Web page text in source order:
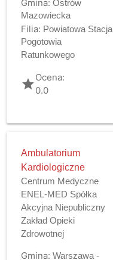
Gmina: Ostrów
Mazowiecka
Filia: Powiatowa Stacja
Pogotowia
Ratunkowego
gradeOcena:
0.0
Ambulatorium
Kardiologiczne
Centrum Medyczne
ENEL-MED Spółka
Akcyjna Niepubliczny
Zakład Opieki
Zdrowotnej
Gmina: Warszawa -